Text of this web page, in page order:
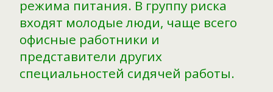
режима питания. В группу риска
входят молодые люди, чаще всего
офисные работники и
представители других
специальностей сидячей работы.